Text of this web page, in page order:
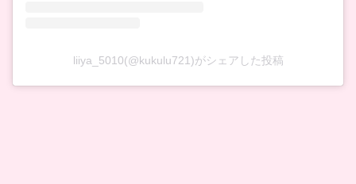
liiya_5010(@kukulu721)がシェアした投稿